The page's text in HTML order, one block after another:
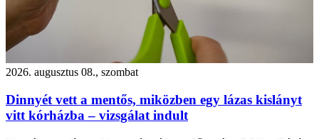
2026. augusztus 08., szombat
Dinnyét vett a mentős, miközben egy lázas kislányt
vitt kórházba – vizsgálat indult